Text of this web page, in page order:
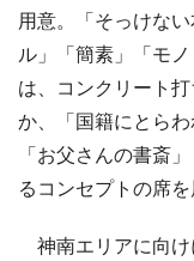
用意。「そっけな
ル」「簡素」「モ
は、コンクリート
か、「国籍にとら
「お父さんの書斎
るコンセプトの席を
神南エリアに向け